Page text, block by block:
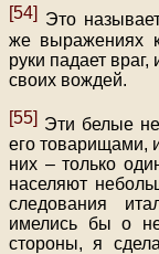
[54] Это
же выражениях
руки падает
своих вождей.
[55] Эти белые
его товарищами,
них – только
населяют
следования
имелись бы о
стороны, я